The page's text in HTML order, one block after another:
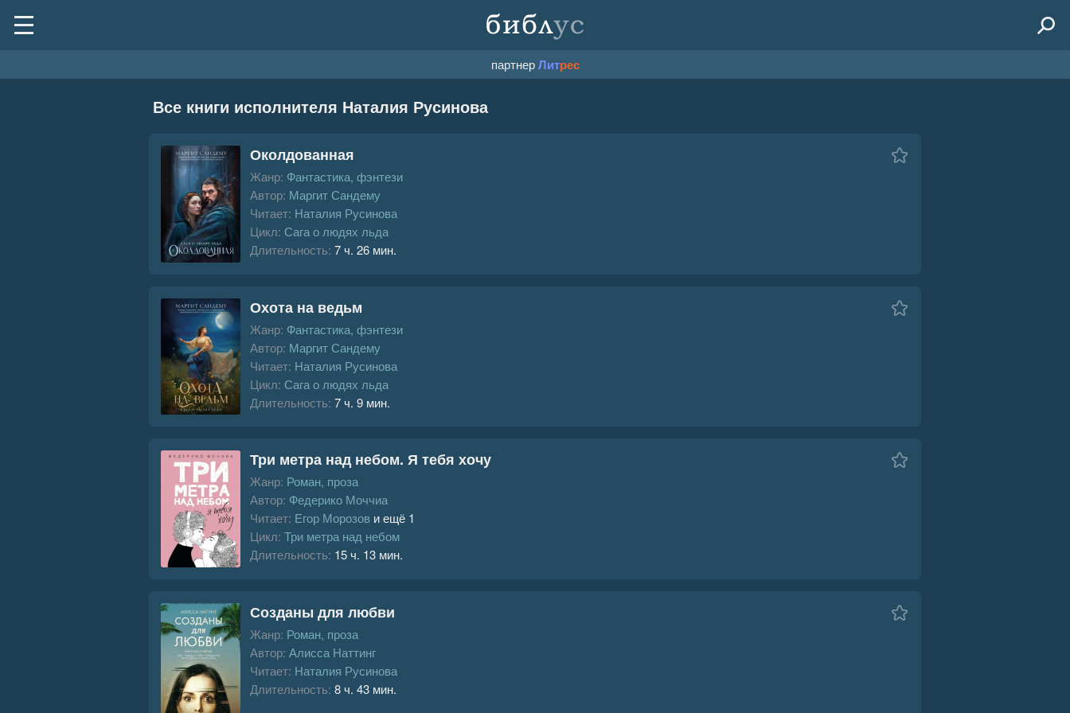
партнерЛитрес
Все книги исполнителя Наталия Русинова
Околдованная
Жанр: Фантастика, фэнтези
Автор: Маргит Сандему
Читает: Наталия Русинова
Цикл: Сага о людях льда
Длительность: 7 ч. 26 мин.
Охота на ведьм
Жанр: Фантастика, фэнтези
Автор: Маргит Сандему
Читает: Наталия Русинова
Цикл: Сага о людях льда
Длительность: 7 ч. 9 мин.
Три метра над небом. Я тебя хочу
Жанр: Роман, проза
Автор: Федерико Моччиа
Читает: Егор Морозов и ещё 1
Цикл: Три метра над небом
Длительность: 15 ч. 13 мин.
Созданы для любви
Жанр: Роман, проза
Автор: Алисса Наттинг
Читает: Наталия Русинова
Длительность: 8 ч. 43 мин.